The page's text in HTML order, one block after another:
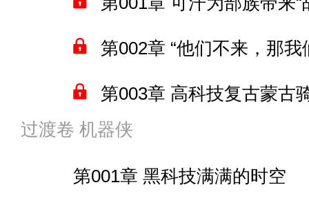
第067章 晚饭时刻
第068章 祸水东引
第048章 “鲛人”
第049章 背叛者
第050章 必然出现的反抗
第051章 潜水的帆船
卷尾2 畅销书
卷尾3
间章 “用户调查”，然后天鹰
第014章 “你是否会摒弃本
第015章 天鹰：我赢麻了
间章 阶段五原肠动物齐袭
第002章 “他们不来，那我
第003章 高科技复古蒙古
第004章 哥蒙镇的二三事
第005章 “她在这个世界？
过渡卷 机器侠
第001章 黑科技满满的时空